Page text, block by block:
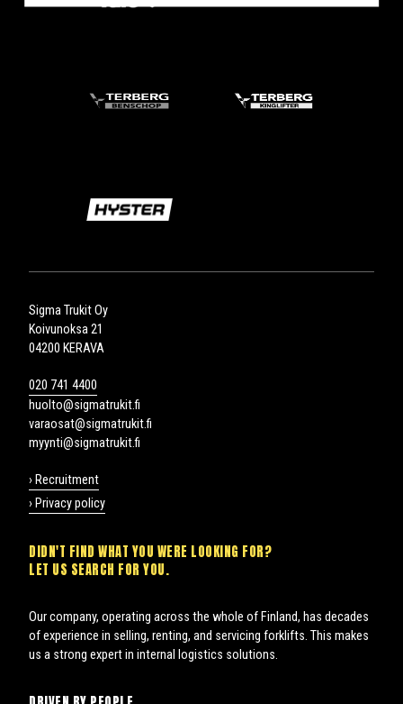
Sigma Trukit Oy
Koivunoksa 21
04200 KERAVA
020 741 4400
huolto@sigmatrukit.fi
varaosat@sigmatrukit.fi
myynti@sigmatrukit.fi
› Recruitment
› Privacy policy
DIDN'T FIND WHAT YOU WERE LOOKING FOR?
LET US SEARCH FOR YOU.
Our company, operating across the whole of Finland, has decades
of experience in selling, renting, and servicing forklifts. This makes
us a strong expert in internal logistics solutions.